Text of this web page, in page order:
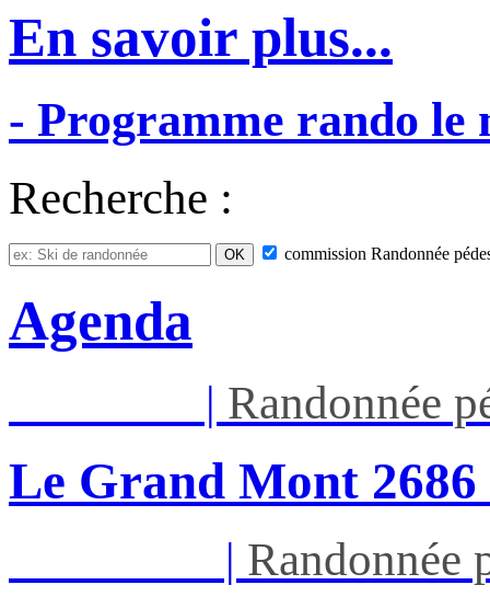
En savoir plus...
- Programme rando le
Recherche :
commission Randonnée
Agenda
| Randonnée
Le Grand Mont
| Randonnée